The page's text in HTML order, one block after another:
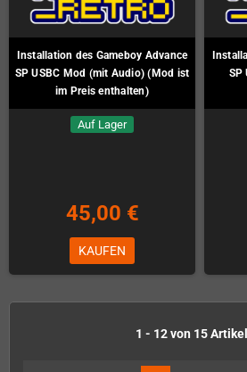
Installation des Gameboy Advance
SP USBC Mod (mit Audio) (Mod ist
im Preis enthalten)
Auf Lager
45,00 €
KAUFEN
SP
1 - 12 von 15